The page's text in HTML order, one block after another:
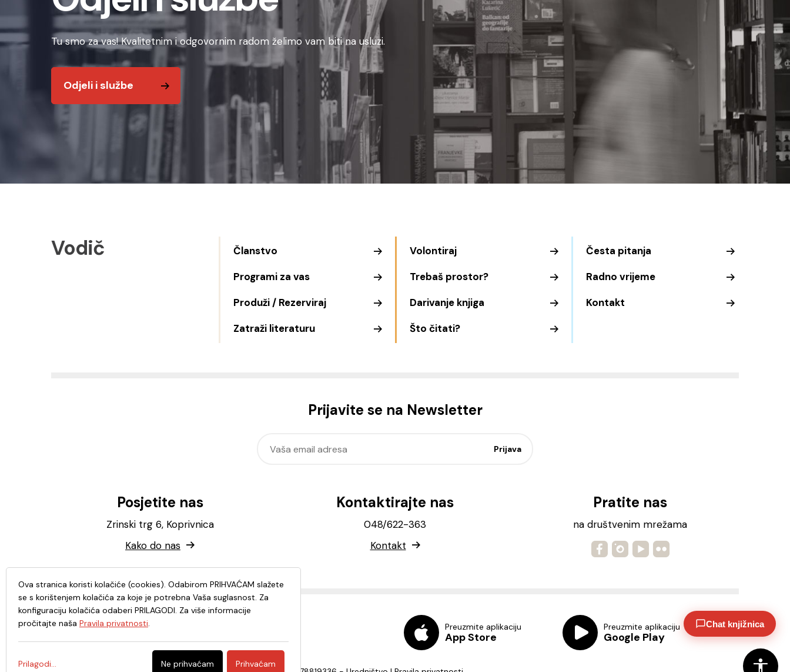
Tu smo za vas! Kvalitetnim i odgovornim radom želimo vam biti na usluzi.
Odjeli i službe
Vodič
Članstvo
Programi za vas
Produži / Rezerviraj
Zatraži literaturu
Volontiraj
Trebaš prostor?
Darivanje knjiga
Što čitati?
Česta pitanja
Radno vrijeme
Kontakt
Prijavite se na Newsletter
Posjetite nas
Zrinski trg 6, Koprivnica
Kako do nas
Kontaktirajte nas
048/622-363
Kontakt
Pratite nas
na društvenim mrežama
Preuzmite aplikaciju
App Store
Preuzmite aplikaciju
Google Play
Chat knjižnica
Ova stranica koristi kolačiće (cookies). Odabirom PRIHVAĆAM slažete
se s korištenjem kolačića za koje je potrebna Vaša suglasnost. Za
konfiguraciju kolačića odaberi PRILAGODI. Za više informacije
pročitajte naša Pravila privatnosti.
Prilagodi... Ne prihvaćam Prihvaćam